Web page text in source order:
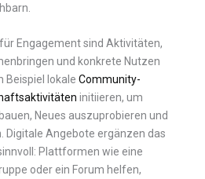
Engagement sind Aktivitäten,
und konkrete Nutzen
Beispiel lokale Community-
initiieren, um
Neues auszuprobieren und
Digitale Angebote ergänzen das
Plattformen wie eine
oder ein Forum helfen,